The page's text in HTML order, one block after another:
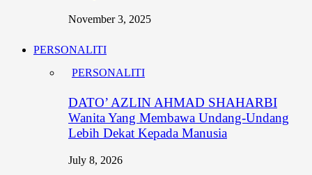
November 3, 2025
PERSONALITI
PERSONALITI
DATO’ AZLIN AHMAD SHAHARBI
Wanita Yang Membawa Undang-Undang
Lebih Dekat Kepada Manusia
July 8, 2026